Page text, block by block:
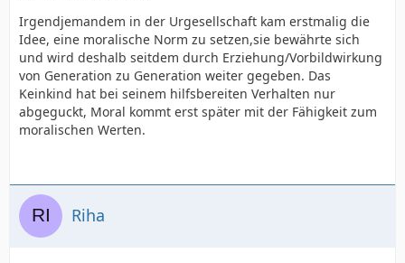
Irgendjemandem in der Urgesellschaft kam erstmalig die
Idee, eine moralische Norm zu setzen,sie bewährte sich
und wird deshalb seitdem durch Erziehung/Vorbildwirkung
von Generation zu Generation weiter gegeben. Das
Keinkind hat bei seinem hilfsbereiten Verhalten nur
abgeguckt, Moral kommt erst später mit der Fähigkeit zum
moralischen Werten.
Riha